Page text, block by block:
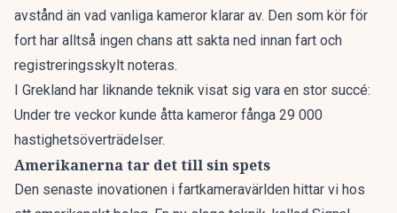
avstånd än vad vanliga kameror klarar av. Den som kör för
fort har alltså ingen chans att sakta ned innan fart och
registreringsskylt noteras.
I Grekland har liknande teknik visat sig vara en stor succé:
Under tre veckor kunde åtta kameror fånga 29 000
hastighetsöverträdelser.
Amerikanerna tar det till sin spets
Den senaste inovationen i fartkameravärlden hittar vi hos